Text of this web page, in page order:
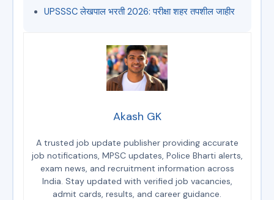
UPSSSC लेखपाल भरती 2026: परीक्षा शहर तपशील जाहीर
Akash GK
A trusted job update publisher providing accurate
job notifications, MPSC updates, Police Bharti alerts,
exam news, and recruitment information across
India. Stay updated with verified job vacancies,
admit cards, results, and career guidance.